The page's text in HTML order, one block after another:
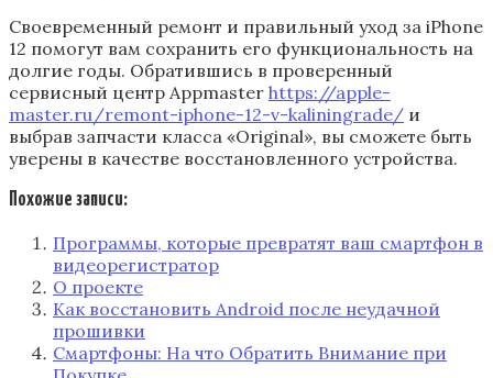
Своевременный ремонт и правильный уход за iPhone
12 помогут вам сохранить его функциональность на
долгие годы. Обратившись в проверенный
сервисный центр Appmaster https://apple-
master.ru/remont-iphone-12-v-kaliningrade/ и
выбрав запчасти класса «Original», вы сможете быть
уверены в качестве восстановленного устройства.
Похожие записи:
Программы, которые превратят ваш смартфон в
видеорегистратор
О проекте
Как восстановить Android после неудачной
прошивки
Смартфоны: На что Обратить Внимание при